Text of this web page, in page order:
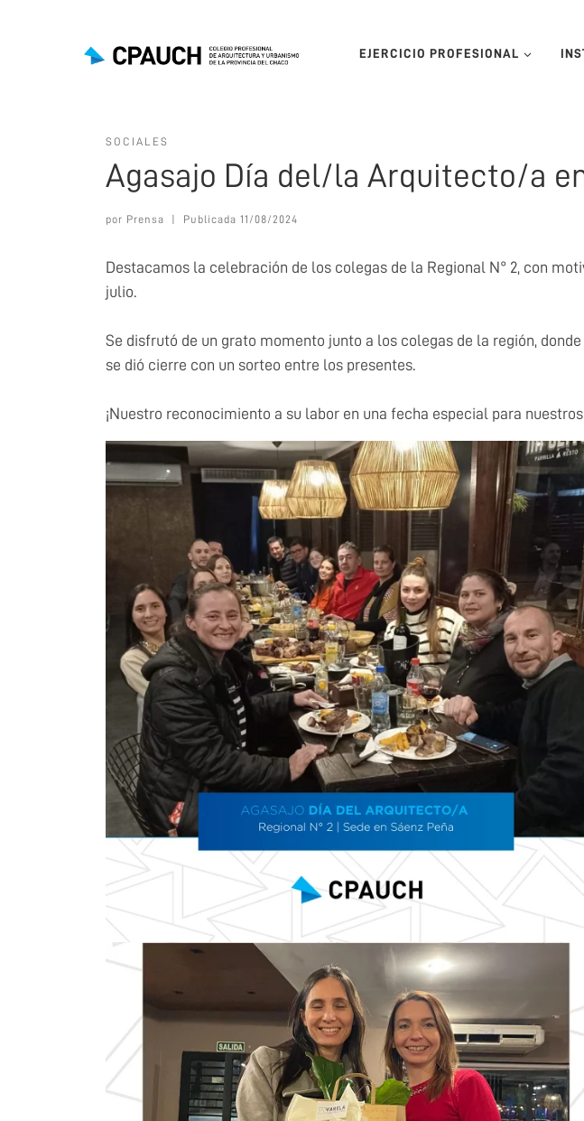
EJERCICIO PROFESIONAL
SOCIALES
Agasajo Día del/la Arquitecto/a
por Prensa Publicada 11/08/2024
Destacamos la celebración de los colegas de la Regional N° 2, con
julio.
Se disfrutó de un grato momento junto a los colegas de la región,
se dió cierre con un sorteo entre los presentes.
¡Nuestro reconocimiento a su labor en una fecha especial para